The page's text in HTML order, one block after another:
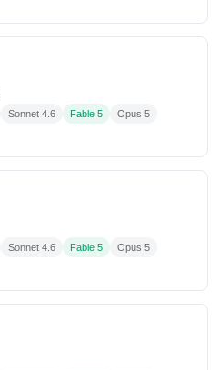
Sonnet 4.6 Fable 5
Opus 5
Sonnet 4.6 Fable 5
Opus 5